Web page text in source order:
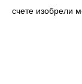
счете изобрели